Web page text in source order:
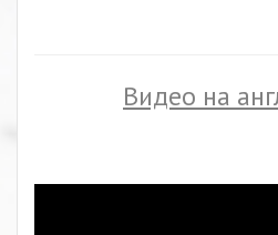
Видео на